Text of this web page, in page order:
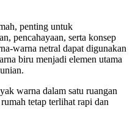
penting untuk
pencahayaan, serta konsep
warna netral dapat digunakan
biru menjadi elemen utama
warna dalam satu ruangan
tetap terlihat rapi dan